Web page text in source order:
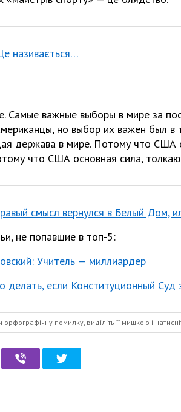
називається…
Самые важные выборы в мире за
но выбор их важен был в
держава в мире. Потому что США
что США основная сила,
смысл вернулся в Белый
не попавшие в топ-5:
Учитель — миллиардер
делать, если Конституционный Суд
помилку, виділіть її мишкою і